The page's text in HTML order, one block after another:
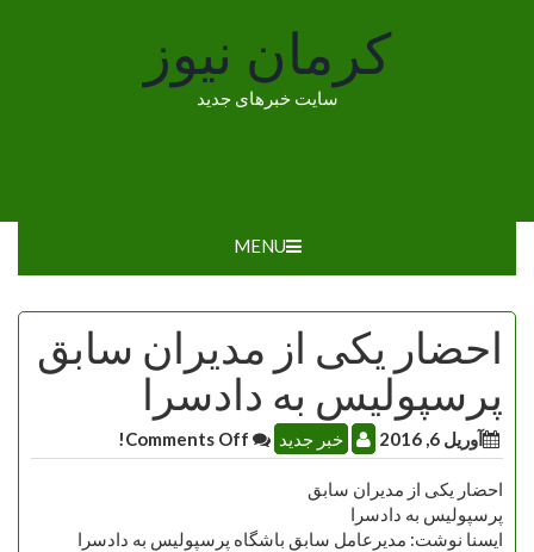
کرمان نیوز
سایت خبرهای جدید
MENU
احضار یکی از مدیران سابق
پرسپولیس به دادسرا
آوریل 6, 2016 خبر جدید
احضار یکی از مدیران سابق
پرسپولیس به دادسرا
ایسنا نوشت: مدیر‌عامل سابق باشگاه پر‌سپولیس به دادسرا